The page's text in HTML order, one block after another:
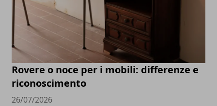
Rovere o noce per i mobili: differenze e
riconoscimento
26/07/2026